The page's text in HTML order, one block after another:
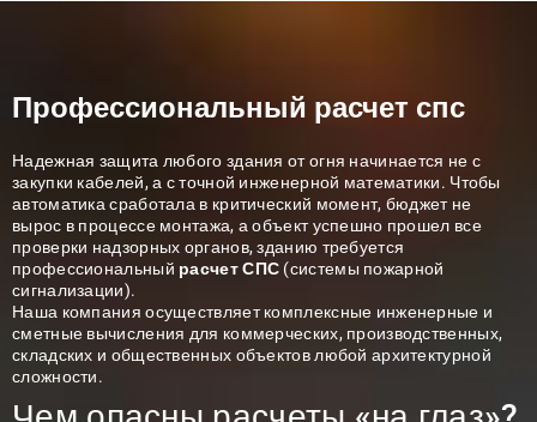
Профессиональный расчет спс
Надежная защита любого здания от огня начинается не с
закупки кабелей, а с точной инженерной математики. Чтобы
автоматика сработала в критический момент, бюджет не
вырос в процессе монтажа, а объект успешно прошел все
проверки надзорных органов, зданию требуется
профессиональный расчет СПС (системы пожарной
сигнализации).
Наша компания осуществляет комплексные инженерные и
сметные вычисления для коммерческих, производственных,
складских и общественных объектов любой архитектурной
сложности.